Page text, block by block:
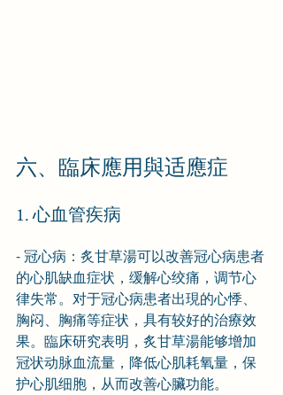
六、臨床應用與适應症
1. 心血管疾病
- 冠心病：炙甘草湯可以改善冠心病患者
的心肌缺血症状，缓解心绞痛，调节心
律失常。对于冠心病患者出現的心悸、
胸闷、胸痛等症状，具有较好的治療效
果。臨床研究表明，炙甘草湯能够增加
冠状动脉血流量，降低心肌耗氧量，保
护心肌细胞，从而改善心臟功能。